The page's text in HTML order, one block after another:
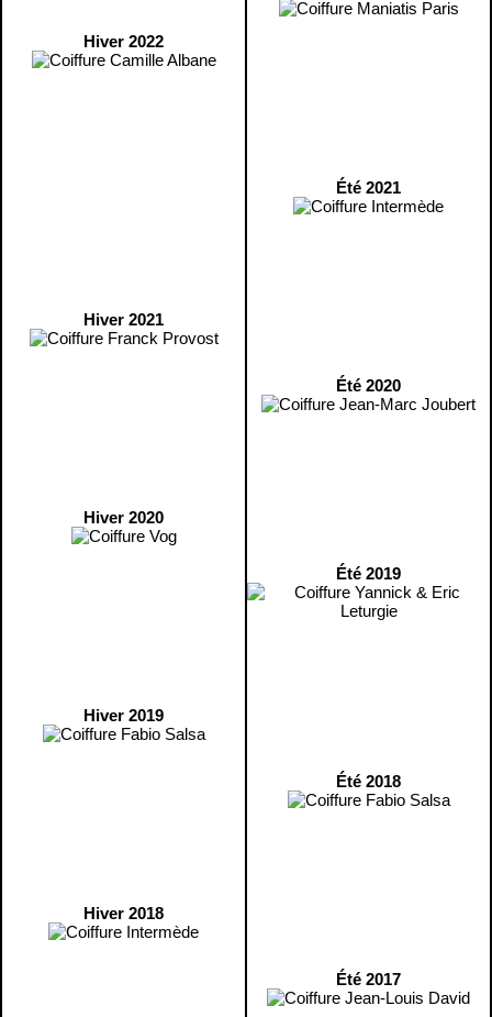
Hiver 2022
Hiver 2021
Hiver 2020
Hiver 2019
Hiver 2018
Été 2021
Été 2020
Été 2019
Été 2018
Été 2017